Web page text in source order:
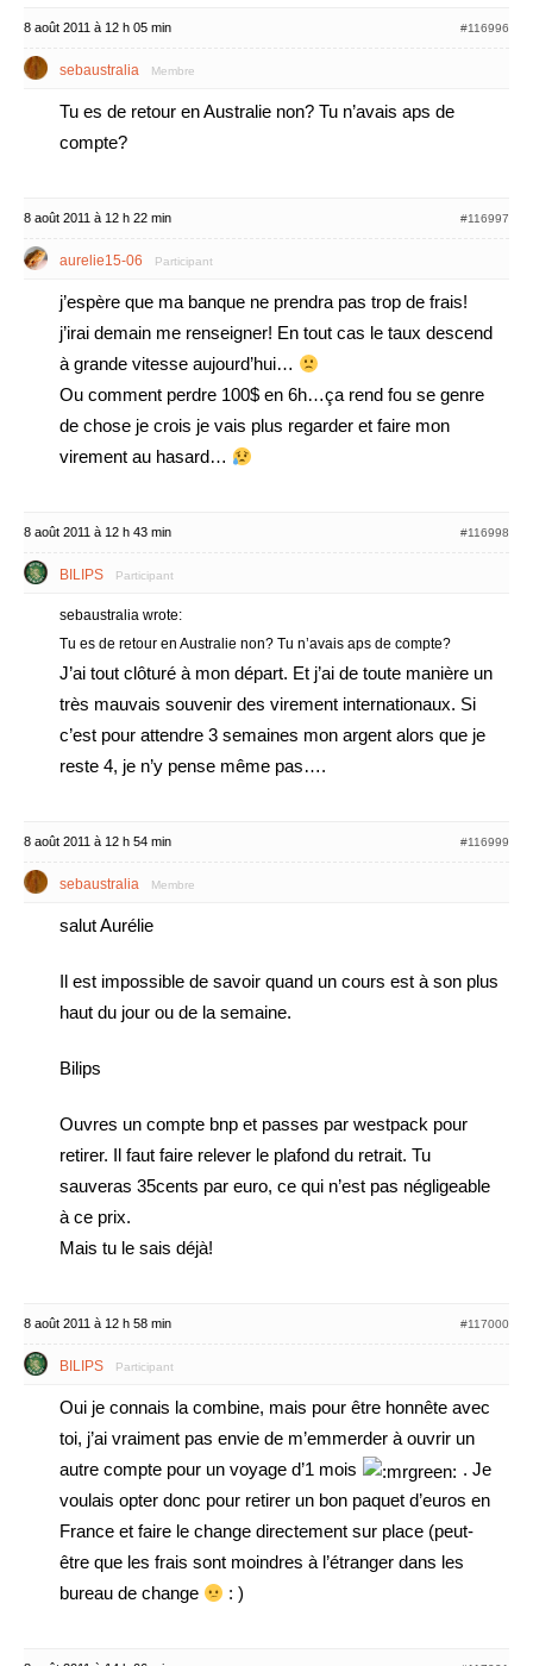
8 août 2011 à 12 h 05 min #116996
sebaustralia Membre
Tu es de retour en Australie non? Tu n’avais aps de
compte?
8 août 2011 à 12 h 22 min #116997
aurelie15-06 Participant
j’espère que ma banque ne prendra pas trop de frais!
j’irai demain me renseigner! En tout cas le taux descend
à grande vitesse aujourd’hui…
Ou comment perdre 100$ en 6h…ça rend fou se genre
de chose je crois je vais plus regarder et faire mon
virement au hasard…
8 août 2011 à 12 h 43 min #116998
BILIPS Participant
sebaustralia wrote:
Tu es de retour en Australie non? Tu n’avais aps de compte?
J’ai tout clôturé à mon départ. Et j’ai de toute manière un
très mauvais souvenir des virement internationaux. Si
c’est pour attendre 3 semaines mon argent alors que je
reste 4, je n’y pense même pas….
8 août 2011 à 12 h 54 min #116999
sebaustralia Membre
salut Aurélie
Il est impossible de savoir quand un cours est à son plus
haut du jour ou de la semaine.
Bilips
Ouvres un compte bnp et passes par westpack pour
retirer. Il faut faire relever le plafond du retrait. Tu
sauveras 35cents par euro, ce qui n’est pas négligeable
à ce prix.
Mais tu le sais déjà!
8 août 2011 à 12 h 58 min #117000
BILIPS Participant
Oui je connais la combine, mais pour être honnête avec
toi, j’ai vraiment pas envie de m’emmerder à ouvrir un
autre compte pour un voyage d’1 mois
. Je
voulais opter donc pour retirer un bon paquet d’euros en
France et faire le change directement sur place (peut-
être que les frais sont moindres à l’étranger dans les
bureau de change
: )